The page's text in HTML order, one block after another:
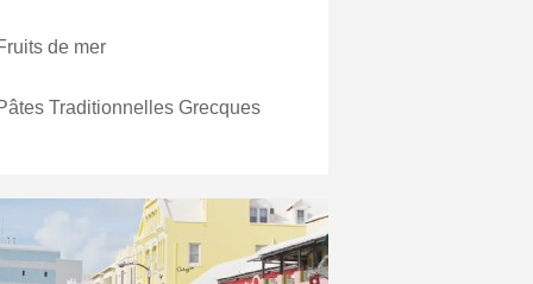
de mer
Traditionnelles Grecques